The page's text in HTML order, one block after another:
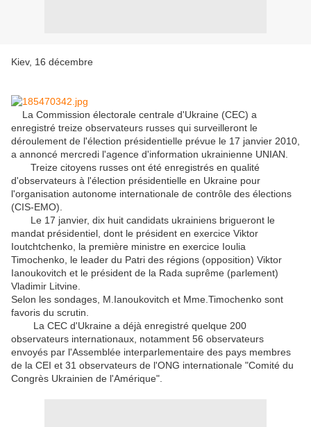
Kiev, 16 décembre
La Commission électorale centrale d'Ukraine (CEC) a
enregistré treize observateurs russes qui surveilleront le
déroulement de l'élection présidentielle prévue le 17 janvier 2010,
a annoncé mercredi l'agence d'information ukrainienne UNIAN.
Treize citoyens russes ont été enregistrés en qualité
d'observateurs à l'élection présidentielle en Ukraine pour
l'organisation autonome internationale de contrôle des élections
(CIS-EMO).
Le 17 janvier, dix huit candidats ukrainiens brigueront le
mandat présidentiel, dont le président en exercice Viktor
Ioutchtchenko, la première ministre en exercice Ioulia
Timochenko, le leader du Patri des régions (opposition) Viktor
Ianoukovitch et le président de la Rada suprême (parlement)
Vladimir Litvine.
Selon les sondages, M.Ianoukovitch et Mme.Timochenko sont
favoris du scrutin.
La CEC d'Ukraine a déjà enregistré quelque 200
observateurs internationaux, notamment 56 observateurs
envoyés par l'Assemblée interparlementaire des pays membres
de la CEI et 31 observateurs de l'ONG internationale "Comité du
Congrès Ukrainien de l'Amérique".